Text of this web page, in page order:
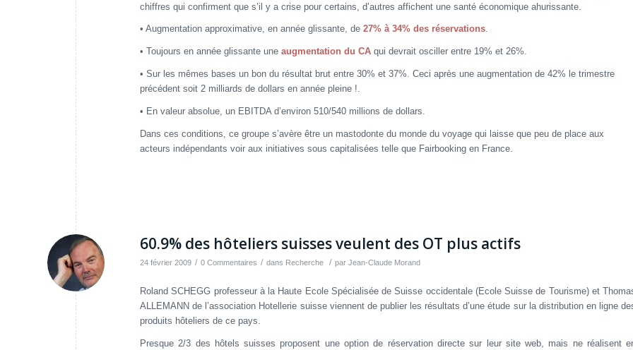
chiffres qui confirment que s’il y a crise pour certains, d’autres affichent une santé économique ahurissante.
• Augmentation approximative, en année glissante, de 27% à 34% des réservations
• Toujours en année glissante une augmentation du CA qui devrait osciller entre 19% et 26%.
• Sur les mêmes bases un bon du résultat brut entre 30% et 37%. Ceci après une augmentation de 42% le trimestre
précédent soit 2 milliards de dollars en année pleine !.
• En valeur absolue, un EBITDA d’environ 510/540 millions de dollars.
Dans ces conditions, ce groupe s’avère être un mastodonte du monde du voyage qui laisse que peu de place aux
acteurs indépendants voir aux initiatives sous capitalisées telle que Fairbooking en France.
60.9% des hôteliers suisses veulent des OT plus actifs
24 février 2009 / 0 Commentaires / dans Recherche / par Jean-Claude Morand
Roland SCHEGG professeur à la Haute Ecole Spécialisée de Suisse occidentale (Ecole Suisse de Tourisme) et
ALLEMANN de l’association Hotellerie suisse viennent de publier les résultats d’une étude sur la distribution en ligne
produits hôteliers de ce pays.
Presque 2/3 des hôtels suisses proposent une option de réservation directe sur leur site web, mais ne réalisent